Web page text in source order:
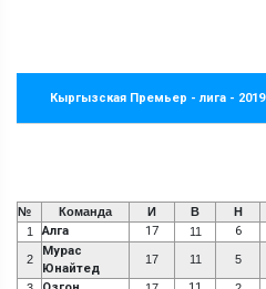
Кыргызская Премьер - лига - 2019
№ Команда И В Н
1
Алга 17 11 6
2
Мурас
Юнайтед
17 11 5